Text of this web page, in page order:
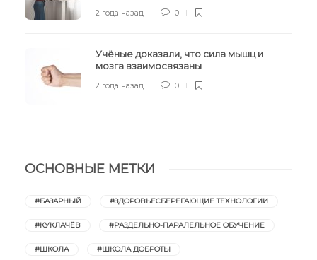
2 года назад 0
Учёные доказали, что сила мышц и
мозга взаимосвязаны
2 года назад 0
ОСНОВНЫЕ МЕТКИ
#БАЗАРНЫЙ #ЗДОРОВЬЕСБЕРЕГАЮЩИЕ ТЕХНОЛОГИИ
#КУКЛАЧЁВ #РАЗДЕЛЬНО-ПАРАЛЕЛЬНОЕ ОБУЧЕНИЕ
#ШКОЛА #ШКОЛА ДОБРОТЫ